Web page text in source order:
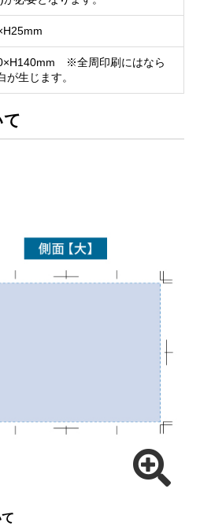
※全周印刷にはなら
が生じます。